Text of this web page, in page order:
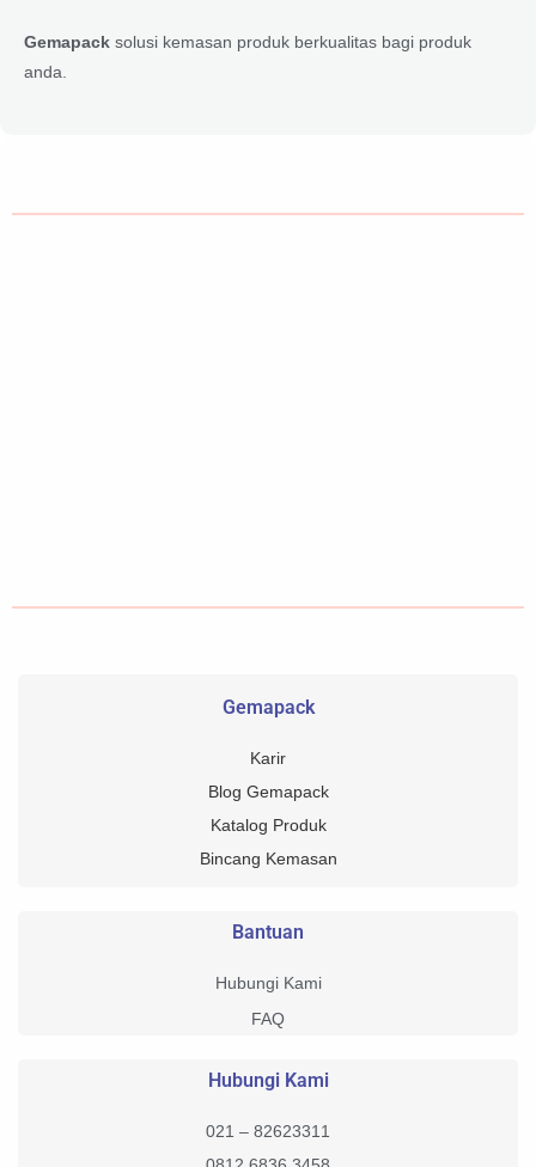
Gemapack solusi kemasan produk berkualitas bagi produk
anda.
Gemapack
Karir
Blog Gemapack
Katalog Produk
Bincang Kemasan
Bantuan
Hubungi Kami
FAQ
Hubungi Kami
021 – 82623311